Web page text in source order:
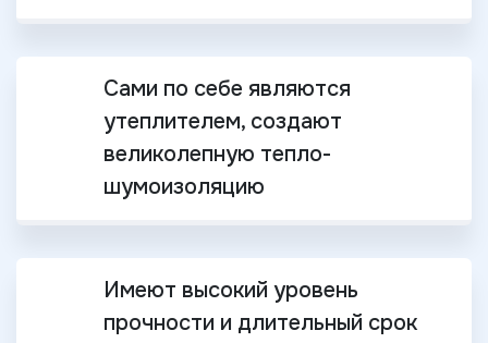
Сами по себе являются
утеплителем, создают
великолепную тепло-
шумоизоляцию
Имеют высокий уровень
прочности и длительный срок